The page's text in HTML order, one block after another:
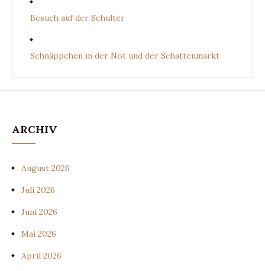
Besuch auf der Schulter
Schnäppchen in der Not und der Schattenmarkt
ARCHIV
August 2026
Juli 2026
Juni 2026
Mai 2026
April 2026